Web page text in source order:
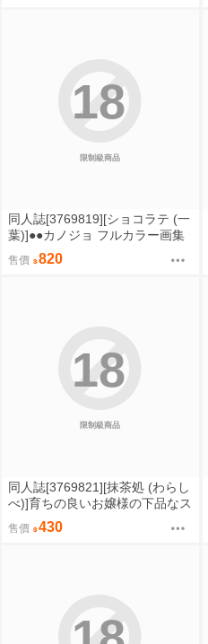
限制級商品
18
同人誌[3769819][ショコラテ (一
葉)]●●カノジョ フルカラー画集
伊織 (原創)
售價 820
限制級商品
18
同人誌[3769821][抹茶処 (わらし
べ)]育ちの良いお嬢様の下品なス
ケベ穴に何しても良い権利 (原
創)
售價 430